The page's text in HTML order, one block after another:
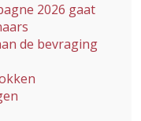
2026 gaat
de bevraging